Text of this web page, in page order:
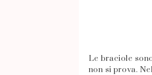
Le braciole
non si prova.